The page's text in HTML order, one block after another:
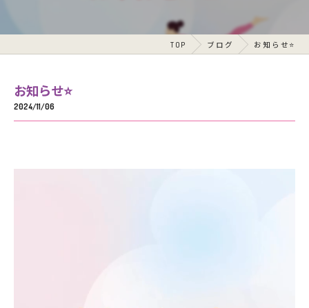
TOP ブログ お知らせ⭐️
お知らせ⭐️
2024/11/06